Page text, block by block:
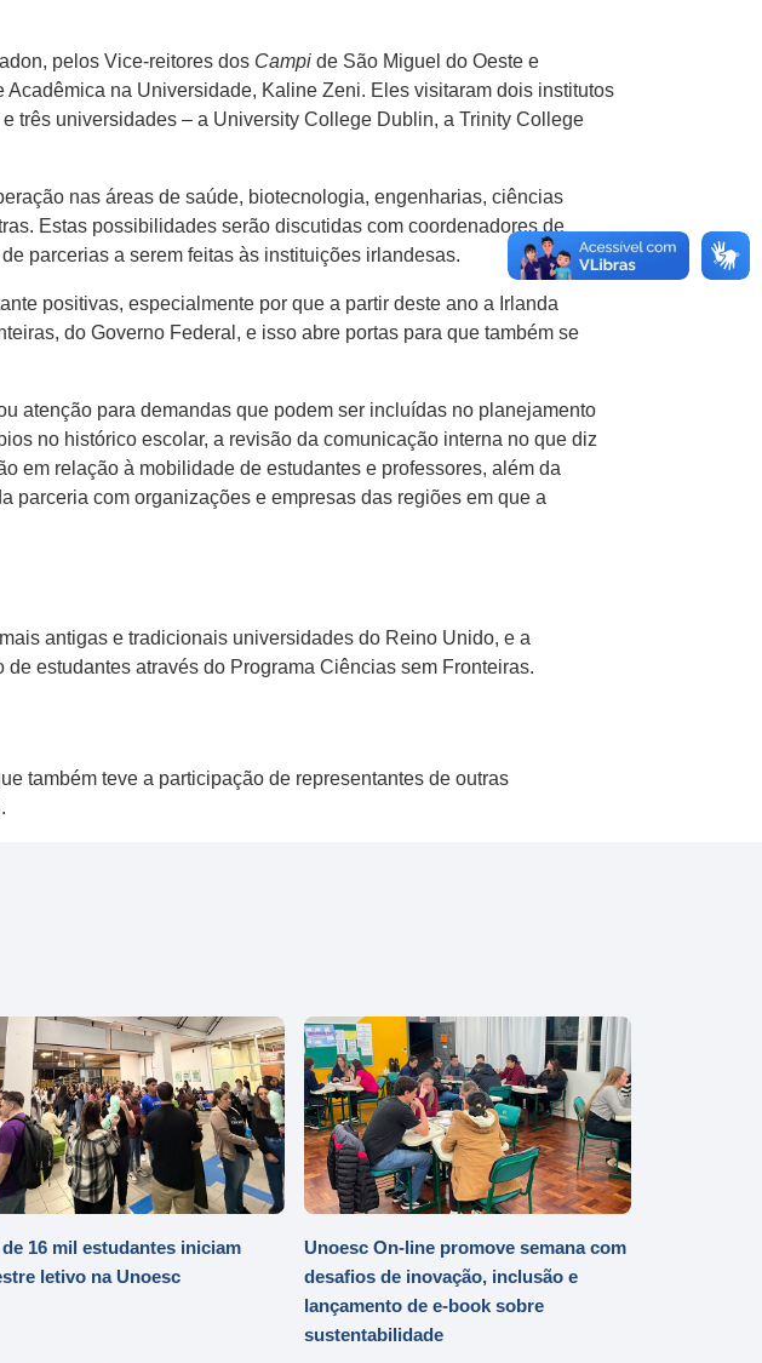
pelos Vice-reitores dos Campi de São Miguel do Oeste e
na Universidade, Kaline Zeni. Eles visitaram dois institutos
três universidades – a University College Dublin, a Trinity College
nas áreas de saúde, biotecnologia, engenharias, ciências
Estas possibilidades serão discutidas com coordenadores de
parcerias a serem feitas às instituições irlandesas.
positivas, especialmente por que a partir deste ano a Irlanda
do Governo Federal, e isso abre portas para que também se
atenção para demandas que podem ser incluídas no planejamento
no histórico escolar, a revisão da comunicação interna no que diz
em relação à mobilidade de estudantes e professores, além da
parceria com organizações e empresas das regiões em que a
antigas e tradicionais universidades do Reino Unido, e a
estudantes através do Programa Ciências sem Fronteiras.
também teve a participação de representantes de outras
16 mil estudantes iniciam
letivo na Unoesc
Unoesc On-line promove semana com
desafios de inovação, inclusão e
lançamento de e-book sobre
sustentabilidade